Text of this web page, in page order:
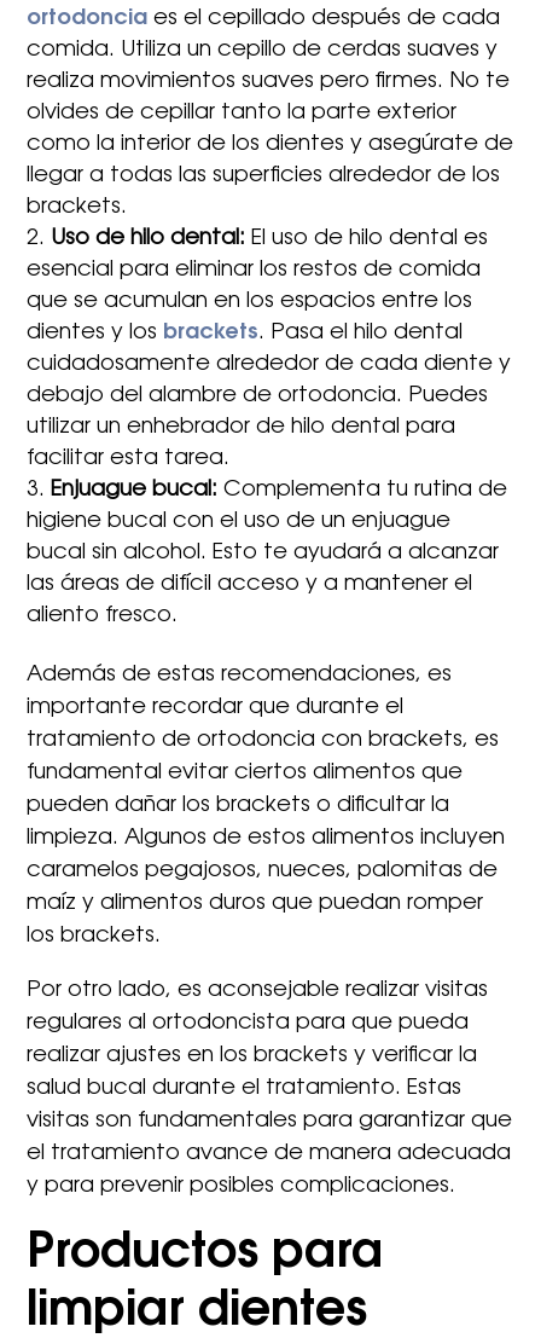
ortodoncia es el cepillado después de cada
comida. Utiliza un cepillo de cerdas suaves y
realiza movimientos suaves pero firmes. No te
olvides de cepillar tanto la parte exterior
como la interior de los dientes y asegúrate de
llegar a todas las superficies alrededor de los
brackets.
Uso de hilo dental: El uso de hilo dental es
esencial para eliminar los restos de comida
que se acumulan en los espacios entre los
dientes y los brackets. Pasa el hilo dental
cuidadosamente alrededor de cada diente y
debajo del alambre de ortodoncia. Puedes
utilizar un enhebrador de hilo dental para
facilitar esta tarea.
Enjuague bucal: Complementa tu rutina de
higiene bucal con el uso de un enjuague
bucal sin alcohol. Esto te ayudará a alcanzar
las áreas de difícil acceso y a mantener el
aliento fresco.
Además de estas recomendaciones, es
importante recordar que durante el
tratamiento de ortodoncia con brackets, es
fundamental evitar ciertos alimentos que
pueden dañar los brackets o dificultar la
limpieza. Algunos de estos alimentos incluyen
caramelos pegajosos, nueces, palomitas de
maíz y alimentos duros que puedan romper
los brackets.
Por otro lado, es aconsejable realizar visitas
regulares al ortodoncista para que pueda
realizar ajustes en los brackets y verificar la
salud bucal durante el tratamiento. Estas
visitas son fundamentales para garantizar que
el tratamiento avance de manera adecuada
y para prevenir posibles complicaciones.
Productos para
limpiar dientes